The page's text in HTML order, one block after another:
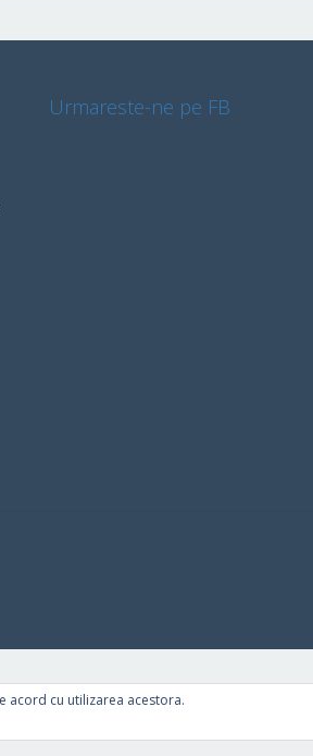
Urmareste-ne pe FB
acord cu utilizarea acestora.